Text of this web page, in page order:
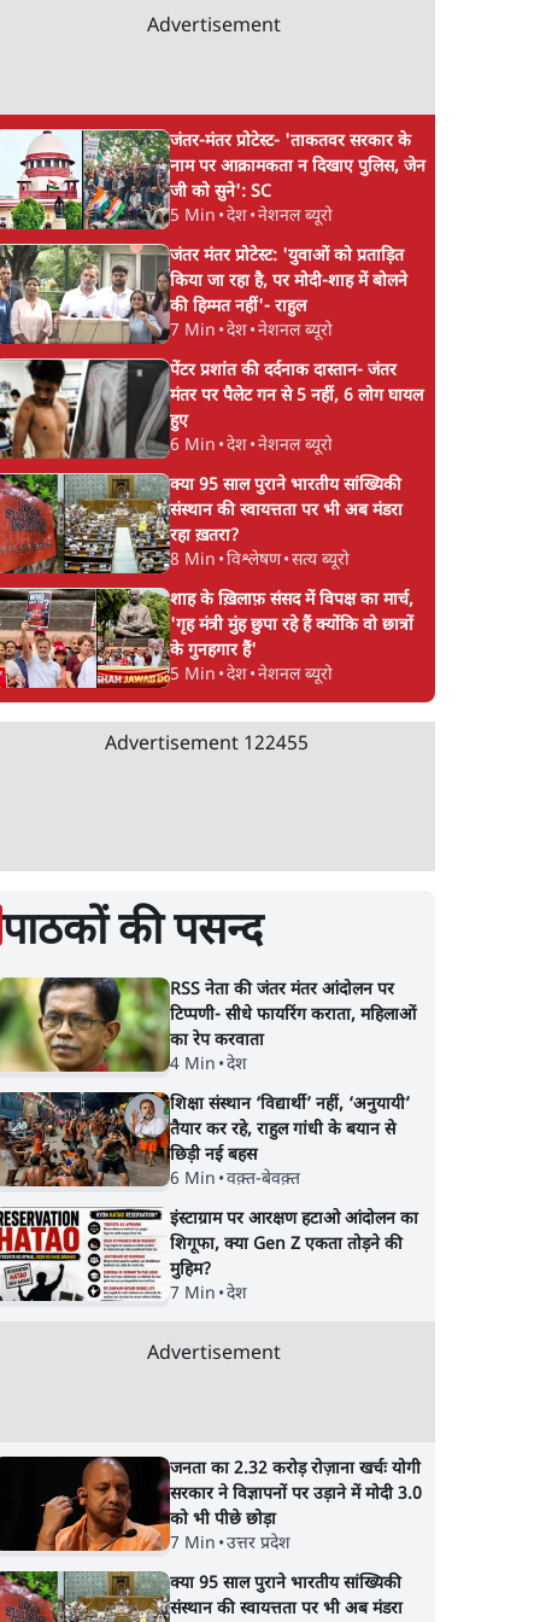
Advertisement
जंतर-मंतर प्रोटेस्ट- 'ताकतवर सरकार के
नाम पर आक्रामकता न दिखाए पुलिस, जेन
जी को सुने': SC
5 Min •देश•नेशनल ब्यूरो
जंतर मंतर प्रोटेस्ट: 'युवाओं को प्रताड़ित
किया जा रहा है, पर मोदी-शाह में बोलने
की हिम्मत नहीं'- राहुल
7 Min •देश•नेशनल ब्यूरो
पेंटर प्रशांत की दर्दनाक दास्तान- जंतर
मंतर पर पैलेट गन से 5 नहीं, 6 लोग घायल
हुए
6 Min •देश•नेशनल ब्यूरो
क्या 95 साल पुराने भारतीय सांख्यिकी
संस्थान की स्वायत्तता पर भी अब मंडरा
रहा ख़तरा?
8 Min •विश्लेषण•सत्य ब्यूरो
शाह के ख़िलाफ़ संसद में विपक्ष का मार्च,
'गृह मंत्री मुंह छुपा रहे हैं क्योंकि वो छात्रों
के गुनहगार हैं'
5 Min •देश•नेशनल ब्यूरो
Advertisement 122455
पाठकों की पसन्द
RSS नेता की जंतर मंतर आंदोलन पर
टिप्पणी- सीधे फायरिंग कराता, महिलाओं
का रेप करवाता
4 Min •देश
शिक्षा संस्थान ‘विद्यार्थी’ नहीं, ‘अनुयायी’
तैयार कर रहे, राहुल गांधी के बयान से
छिड़ी नई बहस
6 Min •वक़्त-बेवक़्त
इंस्टाग्राम पर आरक्षण हटाओ आंदोलन का
शिगूफा, क्या Gen Z एकता तोड़ने की
मुहिम?
7 Min •देश
Advertisement
जनता का 2.32 करोड़ रोज़ाना खर्चः योगी
सरकार ने विज्ञापनों पर उड़ाने में मोदी 3.0
को भी पीछे छोड़ा
7 Min •उत्तर प्रदेश
क्या 95 साल पुराने भारतीय सांख्यिकी
संस्थान की स्वायत्तता पर भी अब मंडरा